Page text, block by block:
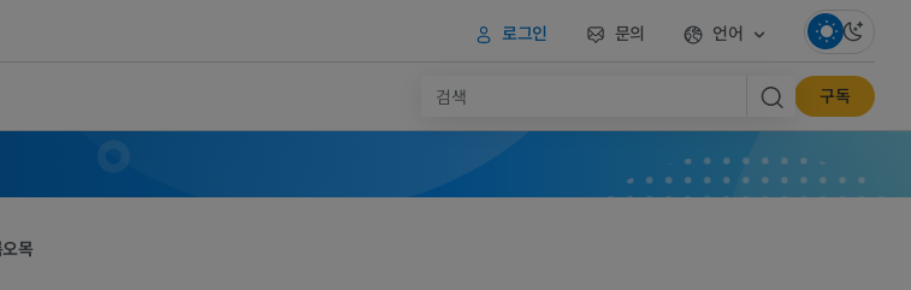
로그인 문의 언어
구독
목